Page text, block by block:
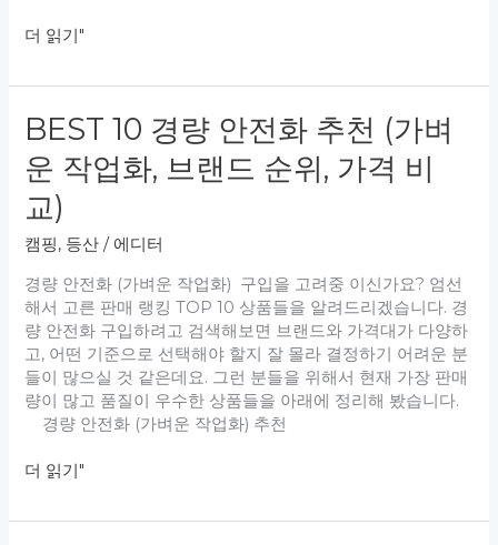
(인
브
드
위,
가
격
비
BEST
남
여
서
류
가
방
천
(인
기
브
랜
드
가
비
더 읽기"
BEST 10 경량 안전화 추천 (가벼
운 작업화, 브랜드 순위, 가격 비
교)
캠핑, 등산 / 에디터
경량 안전화 (가벼운 작업화) 구입을 고려중 이신가요? 엄선
해서 고른 판매 랭킹 TOP 10 상품들을 알려드리겠습니다. 경
량 안전화 구입하려고 검색해보면 브랜드와 가격대가 다양하
고, 어떤 기준으로 선택해야 할지 잘 몰라 결정하기 어려운 분
들이 많으실 것 같은데요. 그런 분들을 위해서 현재 가장 판매
량이 많고 품질이 우수한 상품들을 아래에 정리해 봤습니다.
경량 안전화 (가벼운 작업화) 추천
BEST
경
더 읽기"